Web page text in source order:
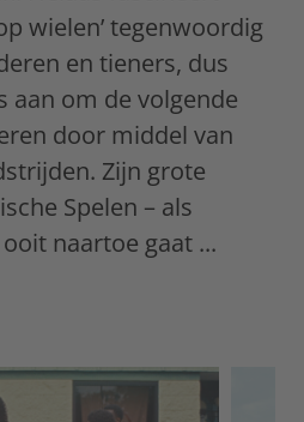
wielen’ tegenwoordig
en tieners, dus
aan om de volgende
door middel van
Zijn grote
Spelen – als
naartoe gaat ...